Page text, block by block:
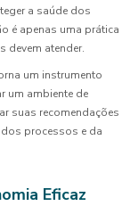
a saúde dos
é apenas uma prática
devem atender.
um instrumento
um ambiente de
suas recomendações
dos processos e da
Eficaz